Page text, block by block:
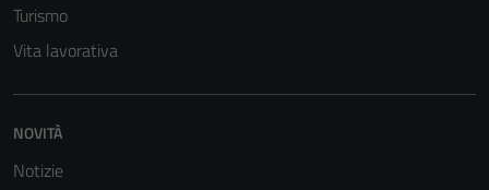
Turismo
Vita lavorativa
NOVITÀ
Notizie